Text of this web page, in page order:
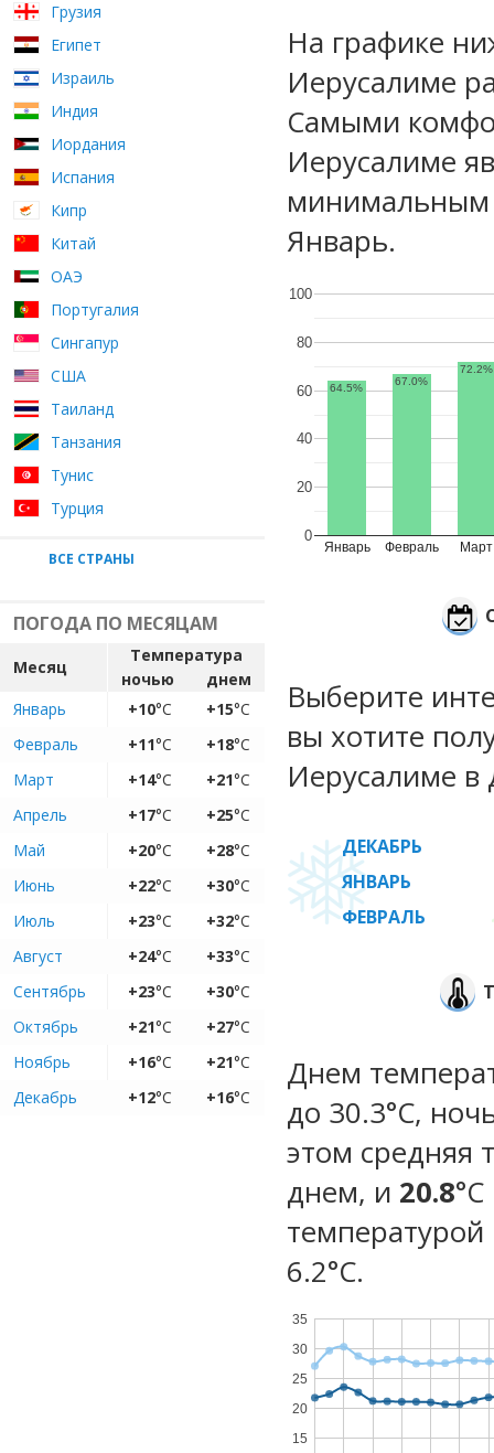
Грузия
Египет
Израиль
Индия
Иордания
Испания
Кипр
Китай
ОАЭ
Португалия
Сингапур
США
Таиланд
Танзания
Тунис
Турция
ВСЕ СТРАНЫ
ПОГОДА ПО МЕСЯЦАМ
Месяц
Температура
ночью
днем
Январь
+10°C +15°C
Февраль
+11°C +18°C
Март
+14°C +21°C
Апрель
+17°C +25°C
Май
+20°C +28°C
Июнь
+22°C +30°C
Июль
+23°C +32°C
Август
+24°C +33°C
Сентябрь
+23°C +30°C
Октябрь
+21°C +27°C
Ноябрь
+16°C +21°C
Декабрь
+12°C +16°C
На графике
Иерусалиме
Самыми
Иерусалиме
минимальным
Январь.
Январь Февраль Март
0
20
40
60
80
100
64.5%
67.0%
72.2%
Выберите
вы хотите
Иерусалиме в
ДЕКАБРЬ
ЯНВАРЬ
ФЕВРАЛЬ
Днем
до 30.3°C,
этом средняя
днем, и 20.8
температурой
6.2°С.
15
20
25
30
35